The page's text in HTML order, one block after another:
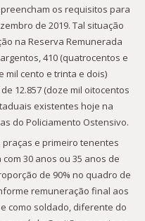
os requisitos para
de 2019. Tal situação
na Reserva Remunerada
410 (quatrocentos e
mil cento e trinta e dois)
12.857 (doze mil oitocentos
existentes hoje na
do Policiamento Ostensivo.
e primeiro tenentes
30 anos ou 35 anos de
de 90% no quadro de
remuneração final aos
como soldado, diferente do